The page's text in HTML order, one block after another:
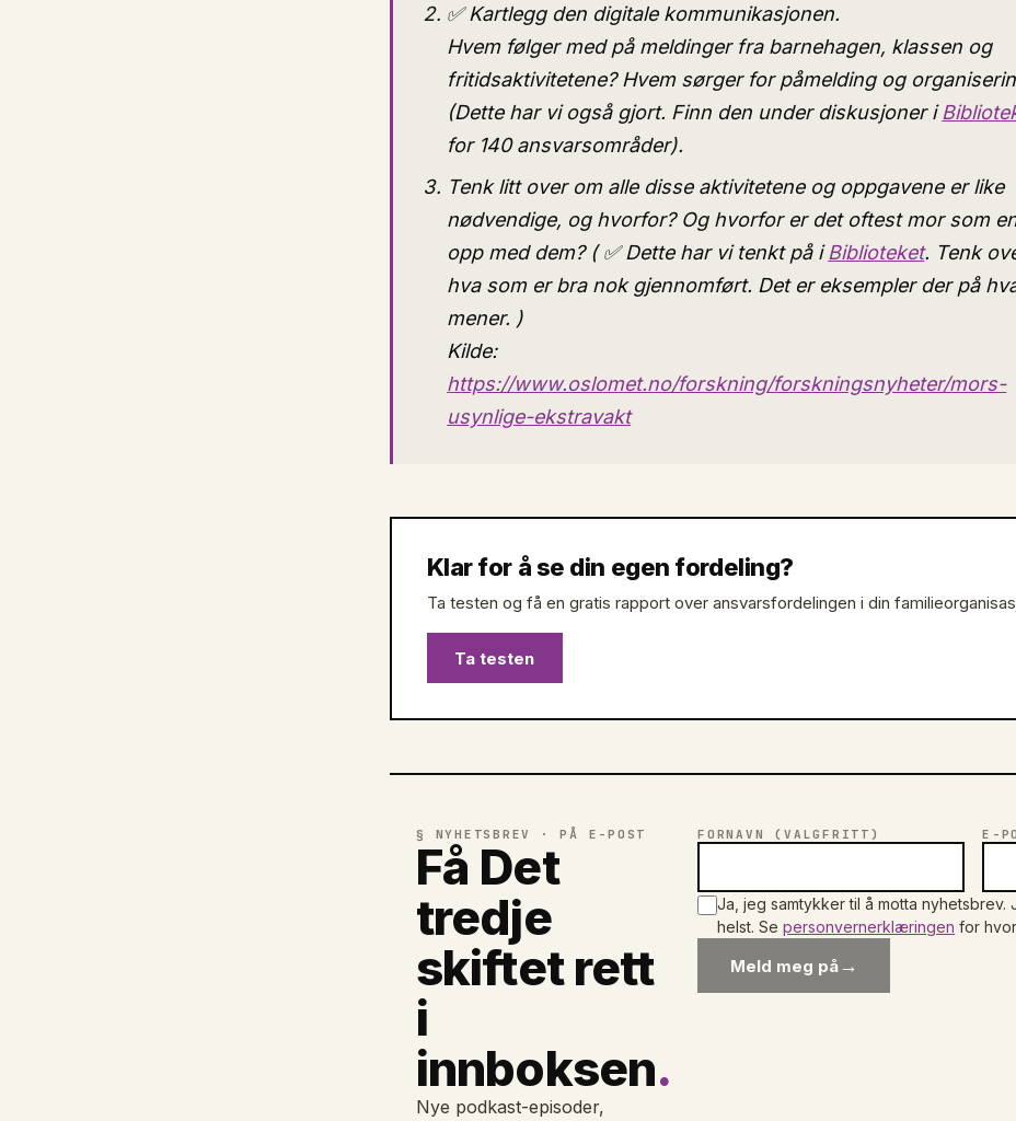
✅ Kartlegg den digitale kommunikasjonen.
Hvem følger med på meldinger fra barnehagen, klassen og
fritidsaktivitetene? Hvem sørger for påmelding og
(Dette har vi også gjort. Finn den under diskusjoner i
for 140 ansvarsområder).
Tenk litt over om alle disse aktivitetene og oppgavene er like
nødvendige, og hvorfor? Og hvorfor er det oftest mor som
opp med dem? ( ✅ Dette har vi tenkt på iBiblioteket. Tenk
hva som er bra nok gjennomført. Det er eksempler der på
mener. )
Kilde:
https://www.oslomet.no/forskning/forskningsnyheter/mors-
usynlige-ekstravakt
Klar for å se din egen fordeling?
Ta testen og få en gratis rapport over ansvarsfordelingen i din
Ta testen
§ NYHETSBREV · PÅ E-POST
Få Det
tredje
skiftet rett
i
innboksen.
Nye podkast-episoder,
FORNAVN (VALGFRITT) E-
Ja, jeg samtykker til å motta nyhetsbrev.
helst. Se personvernerklæringen for
Meld meg på→